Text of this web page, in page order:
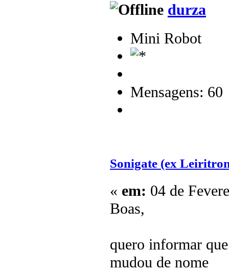
durza
Mini Robot
Mensagens: 60
Sonigate (ex
« em: 04 de
Boas,
quero informar
mudou de nome